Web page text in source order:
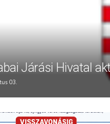
Járási Hivatal
03.